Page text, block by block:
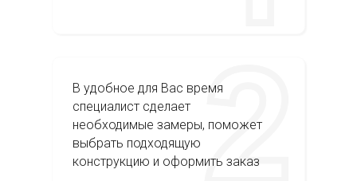
В удобное для Вас время
специалист сделает
необходимые замеры, поможет
выбрать подходящую
конструкцию и оформить заказ